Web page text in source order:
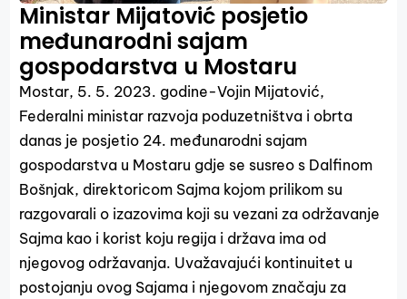
Ministar Mijatović posjetio
međunarodni sajam
gospodarstva u Mostaru
Mostar, 5. 5. 2023. godine-Vojin Mijatović,
Federalni ministar razvoja poduzetništva i obrta
danas je posjetio 24. međunarodni sajam
gospodarstva u Mostaru gdje se susreo s Dalfinom
Bošnjak, direktoricom Sajma kojom prilikom su
razgovarali o izazovima koji su vezani za održavanje
Sajma kao i korist koju regija i država ima od
njegovog održavanja. Uvažavajući kontinuitet u
postojanju ovog Sajama i njegovom značaju za